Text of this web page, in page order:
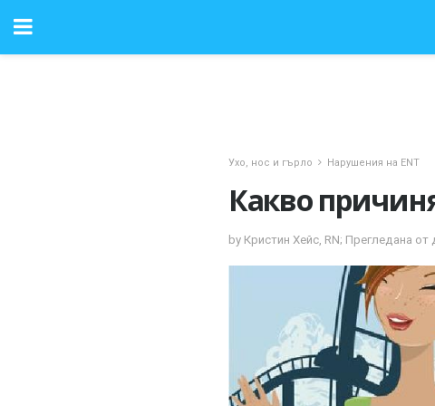
Ухо, нос и гърло Нарушения на ENT
Какво
by Кристин Хейс, RN; Прегледана от